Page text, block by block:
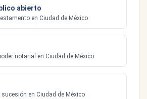
abierto
en Ciudad de México
notarial en Ciudad de México
en Ciudad de México